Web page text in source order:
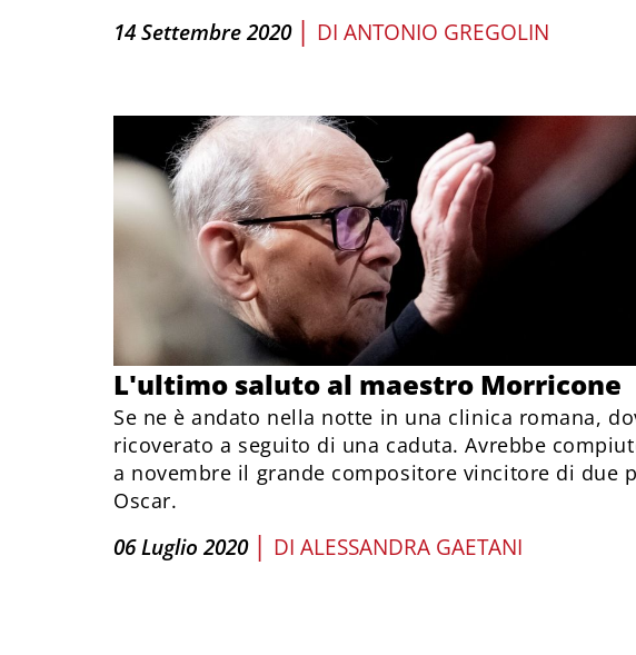
14 Settembre 2020 | DI ANTONIO GREGOLIN
L'ultimo saluto al maestro Morricone
Se ne è andato nella notte in una clinica romana,
ricoverato a seguito di una caduta. Avrebbe
a novembre il grande compositore vincitore di due
Oscar.
06 Luglio 2020 | DI ALESSANDRA GAETANI